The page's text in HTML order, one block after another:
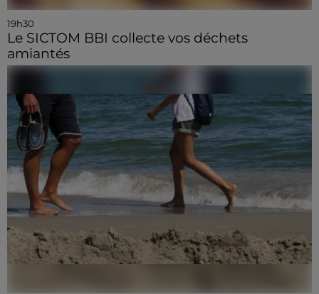
19h30
Le SICTOM BBI collecte vos déchets
amiantés